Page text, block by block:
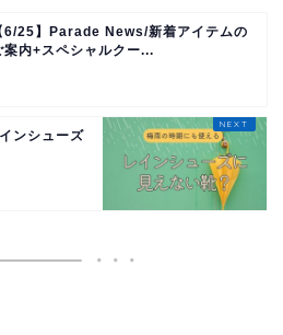
6/25】Parade News/新着アイテムの
案内+スペシャルクー...
ンシューズ